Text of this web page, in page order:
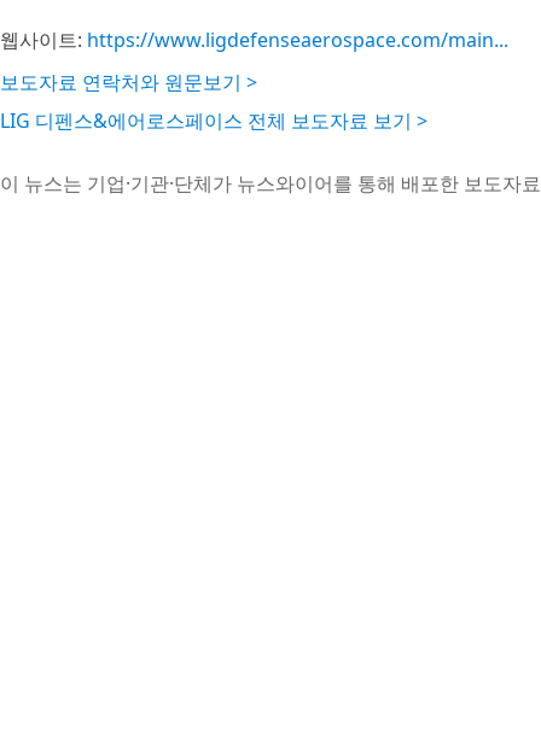
웹사이트: https://www.ligdefenseaerospace.com/main...
보도자료 연락처와 원문보기 >
LIG 디펜스&에어로스페이스 전체 보도자료 보기 >
이 뉴스는 기업·기관·단체가 뉴스와이어를 통해 배포한 보도자